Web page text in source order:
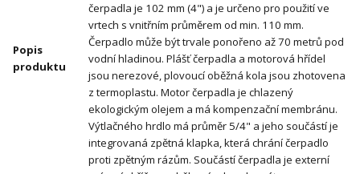
Popis
produktu
čerpadla je 102 mm (4") a je určeno pro použití ve
vrtech s vnitřním průměrem od min. 110 mm.
Čerpadlo může být trvale ponořeno až 70 metrů pod
vodní hladinou. Plášť čerpadla a motorová hřídel
jsou nerezové, plovoucí oběžná kola jsou zhotovena
z termoplastu. Motor čerpadla je chlazený
ekologickým olejem a má kompenzační membránu.
Výtlačného hrdlo má průměr 5/4" a jeho součástí je
integrovaná zpětná klapka, která chrání čerpadlo
proti zpětným rázům. Součástí čerpadla je externí